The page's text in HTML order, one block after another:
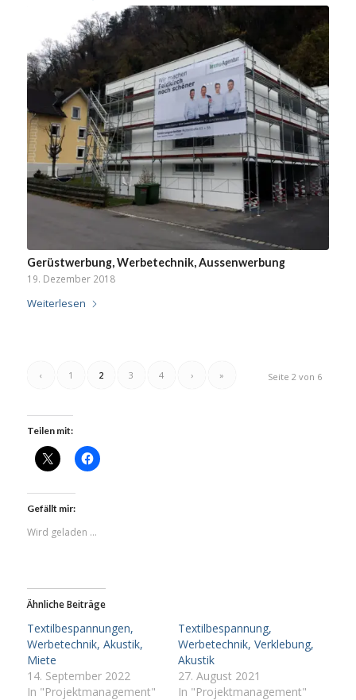
Gerüstwerbung, Werbetechnik, Aussenwerbung
19. Dezember 2018
Weiterlesen
Seite 2 von 6
‹ 1 2 3 4 › »
Teilen mit:
Gefällt mir:
Wird geladen …
Ähnliche Beiträge
Textilbespannungen,
Werbetechnik, Akustik,
Miete
14. September 2022
In "Projektmanagement"
Textilbespannung,
Werbetechnik, Verklebung,
Akustik
27. August 2021
In "Projektmanagement"